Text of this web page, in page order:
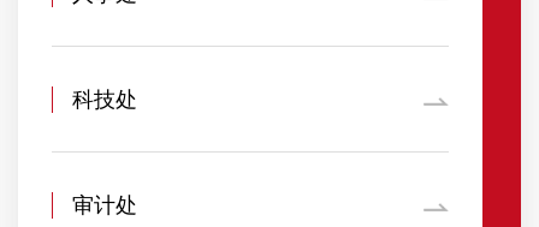
科技处
审计处